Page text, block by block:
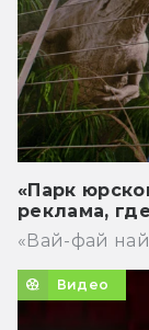
«Парк
реклама,
«Вай-фай
Видео